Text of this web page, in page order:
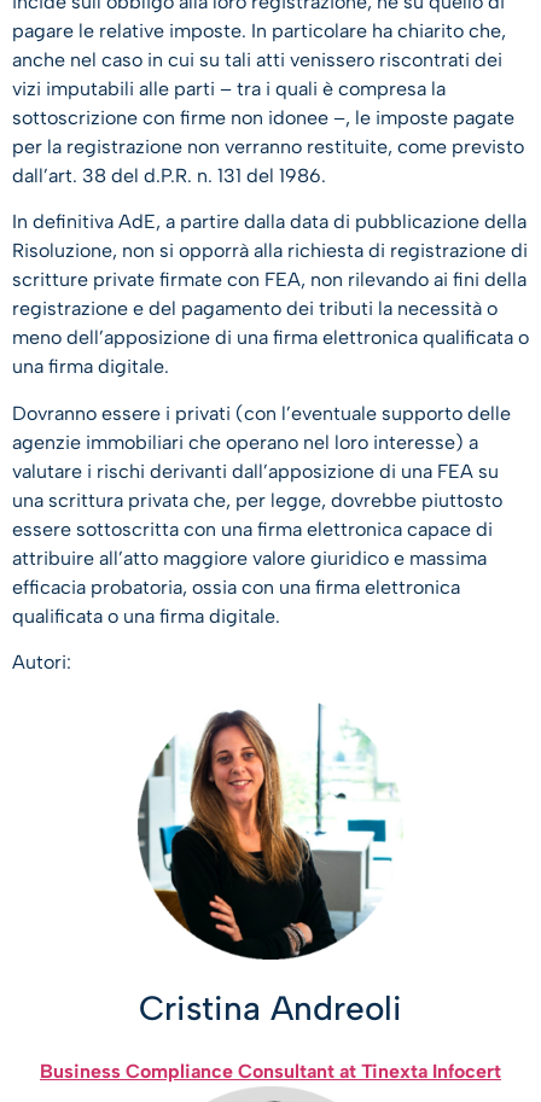
pagare le relative imposte. In particolare ha chiarito che,
anche nel caso in cui su tali atti venissero riscontrati dei
vizi imputabili alle parti – tra i quali è compresa la
sottoscrizione con firme non idonee –, le imposte pagate
per la registrazione non verranno restituite, come previsto
dall’art. 38 del d.P.R. n. 131 del 1986.
In definitiva AdE, a partire dalla data di pubblicazione della
Risoluzione, non si opporrà alla richiesta di registrazione di
scritture private firmate con FEA, non rilevando ai fini della
registrazione e del pagamento dei tributi la necessità o
meno dell’apposizione di una firma elettronica qualificata o
una firma digitale.
Dovranno essere i privati (con l’eventuale supporto delle
agenzie immobiliari che operano nel loro interesse) a
valutare i rischi derivanti dall’apposizione di una FEA su
una scrittura privata che, per legge, dovrebbe piuttosto
essere sottoscritta con una firma elettronica capace di
attribuire all’atto maggiore valore giuridico e massima
efficacia probatoria, ossia con una firma elettronica
qualificata o una firma digitale.
Autori:
Cristina Andreoli
Business Compliance Consultant at Tinexta Infocert